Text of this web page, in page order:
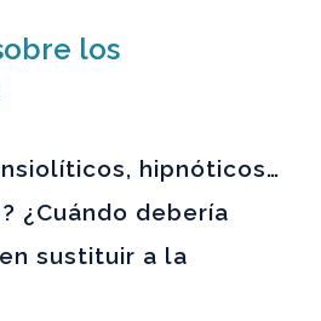
los
hipnóticos…
¿Cuándo debería
sustituir a la